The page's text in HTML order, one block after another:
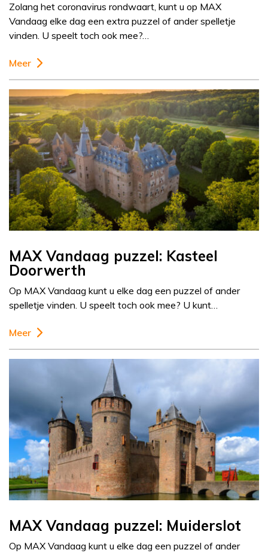
Zolang het coronavirus rondwaart, kunt u op MAX
Vandaag elke dag een extra puzzel of ander spelletje
vinden. U speelt toch ook mee?…
Meer
MAX Vandaag puzzel: Kasteel
Doorwerth
Op MAX Vandaag kunt u elke dag een puzzel of ander
spelletje vinden. U speelt toch ook mee? U kunt…
Meer
MAX Vandaag puzzel: Muiderslot
Op MAX Vandaag kunt u elke dag een puzzel of ander